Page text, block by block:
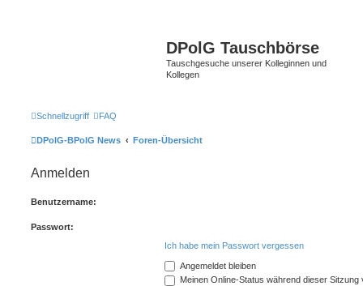
DPolG Tauschbörse
Tauschgesuche unserer Kolleginnen und
Kollegen
Schnellzugriff FAQ
DPolG-BPolG News Foren-Übersicht
Anmelden
Benutzername:
Passwort:
Ich habe mein Passwort vergessen
Angemeldet bleiben
Meinen Online-Status während dieser Sitzung